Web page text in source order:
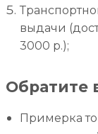
выдачи
3000 р.);
Обратите
Примерка